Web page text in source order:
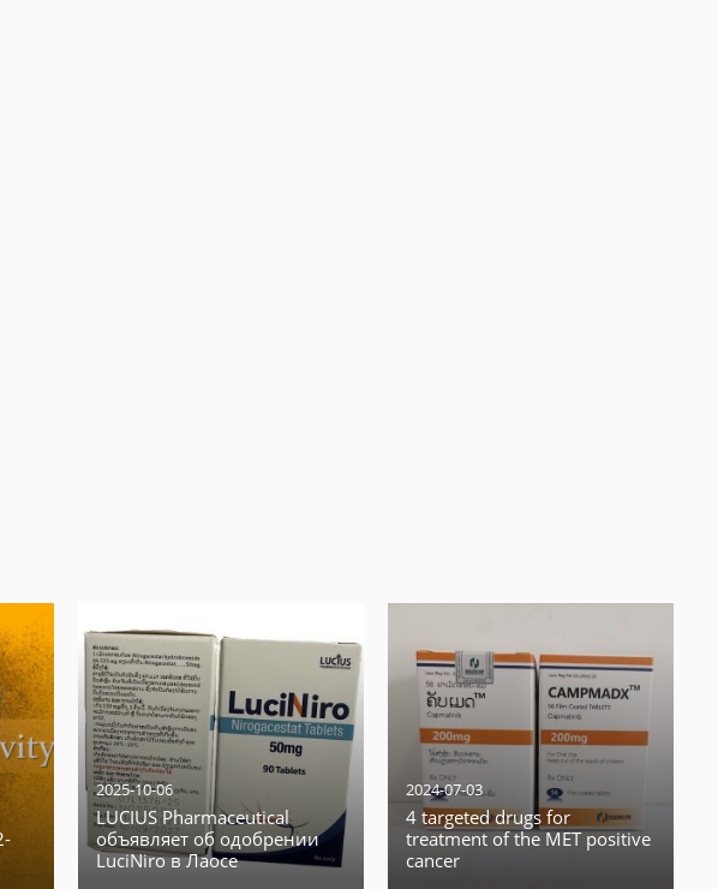
2025-10-06
LUCIUS Pharmaceutical
объявляет об одобрении
LuciNiro в Лаосе
2024-07-03
4 targeted drugs for
treatment of the MET positive
cancer